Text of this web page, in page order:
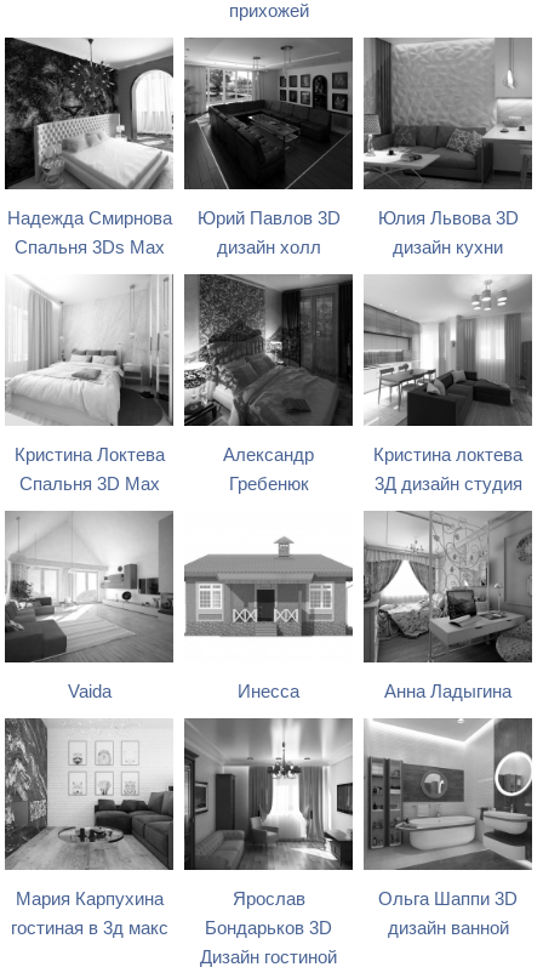
прихожей
Надежда Смирнова
Спальня 3Ds Max
Юрий Павлов 3D
дизайн холл
Юлия Львова 3D
дизайн кухни
Кристина Локтева
Спальня 3D Max
Александр
Гребенюк
Кристина локтева
3Д дизайн студия
Vaida Инесса Анна Ладыгина
Мария Карпухина
гостиная в 3д макс
Ярослав
Бондарьков 3D
Дизайн гостиной
Ольга Шаппи 3D
дизайн ванной